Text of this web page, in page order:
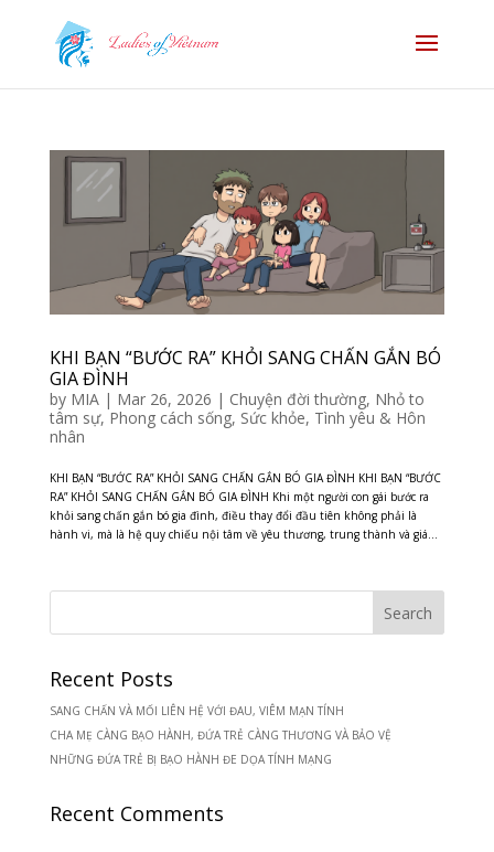
KHI BẠN “BƯỚC RA” KHỎI SANG CHẤN GẮN BÓ
GIA ĐÌNH
by MIA| Mar 26, 2026 | Chuyện đời thường, Nhỏ to
tâm sự, Phong cách sống, Sức khỏe, Tình yêu & Hôn
nhân
KHI BẠN “BƯỚC RA” KHỎI SANG CHẤN GẮN BÓ GIA ĐÌNH KHI BẠN “BƯỚC
RA” KHỎI SANG CHẤN GẮN BÓ GIA ĐÌNH Khi một người con gái bước ra
khỏi sang chấn gắn bó gia đình, điều thay đổi đầu tiên không phải là
hành vi, mà là hệ quy chiếu nội tâm về yêu thương, trung thành và giá...
Recent Posts
SANG CHẤN VÀ MỐI LIÊN HỆ VỚI ĐAU, VIÊM MẠN TÍNH
CHA MẸ CÀNG BẠO HÀNH, ĐỨA TRẺ CÀNG THƯƠNG VÀ BẢO VỆ
NHỮNG ĐỨA TRẺ BỊ BẠO HÀNH ĐE DỌA TÍNH MẠNG
Recent Comments